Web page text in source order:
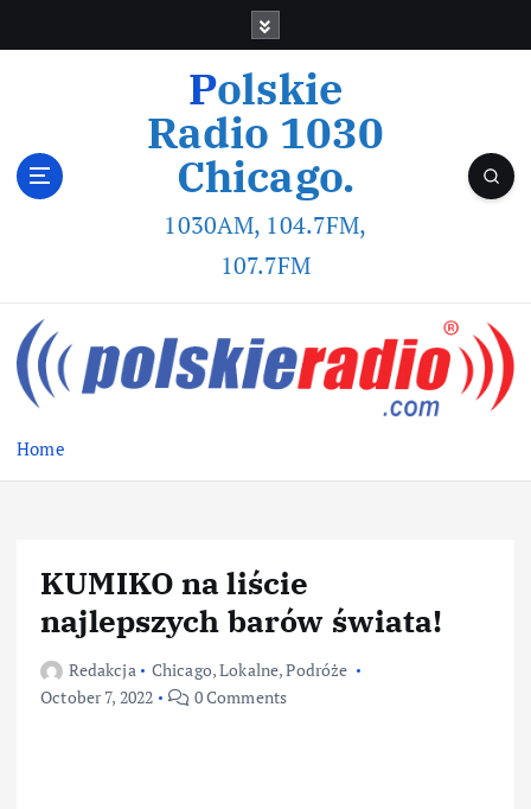
Polskie
Radio 1030
Chicago.
1030AM, 104.7FM,
107.7FM
Home
KUMIKO na liście
najlepszych barów świata!
Redakcja Chicago,Lokalne,Podróże
October 7, 2022
0 Comments